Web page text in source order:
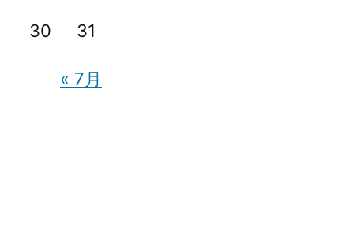
30 31
« 7月